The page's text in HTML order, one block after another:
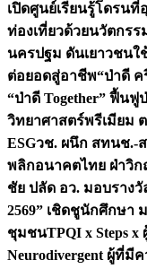
เปิดศูนย์เรียนรู้โดรน
ท่องเที่ยวด้วยนวัตกรร
นครปฐม ดันเยาวชนใ
ต่อยอดสู่อาชีพ“ป่าดี ค
“ป่าดี Together” ฟื้นฟู
วิทยาศาสตร์พรีเมียม
ESGวช. ผนึก สทนช.-
พลิกอนาคตไทย ฝ่าวิก
ชัย ปลัด อว. มอบราง
2569” เชิดชูนักศึกษา
ชุมชนTPQI x Steps
Neurodivergent ผู้ที่